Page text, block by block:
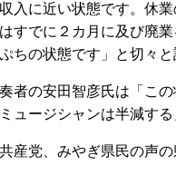
入に近い状態です。休
すでに２カ月に及び廃
ちの状態です」と切々と
者の安田智彦氏は「この
ュージシャンは半減する
産党、みやぎ県民の声の